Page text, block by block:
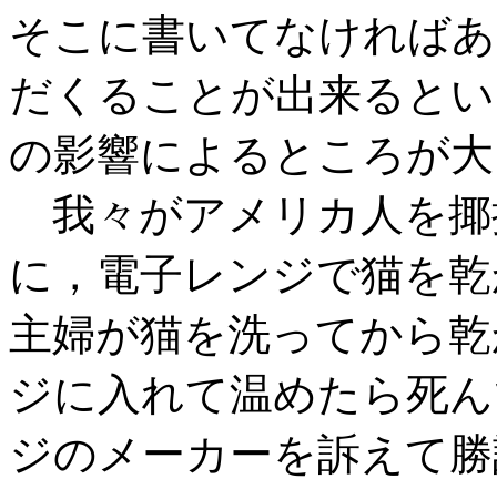
そこに書いてなければ
だくることが出来ると
の影響によるところが
我々がアメリカ人を
に，電子レンジで猫を
主婦が猫を洗ってから
ジに入れて温めたら死
ジのメーカーを訴えて